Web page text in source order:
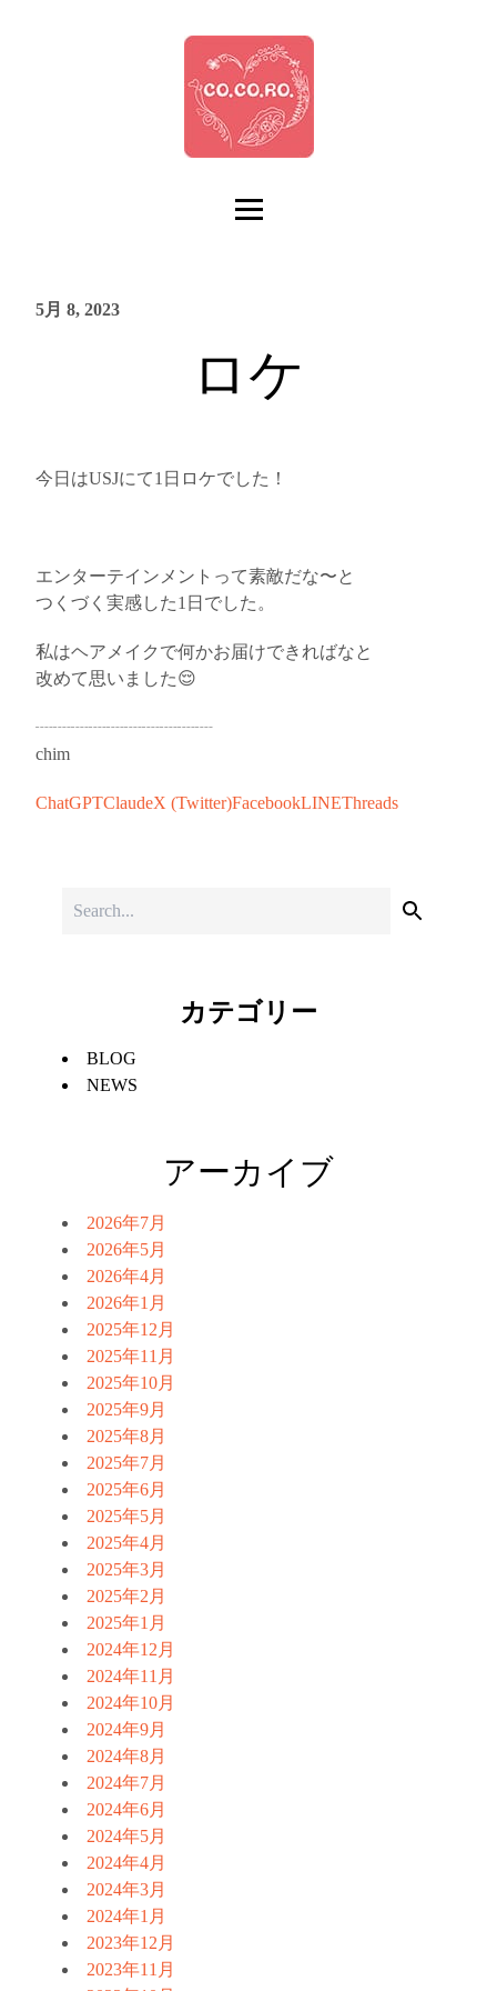
5月 8, 2023
ロケ
今日はUSJにて1日ロケでした！
エンターテインメントって素敵だな〜と
つくづく実感した1日でした。
私はヘアメイクで何かお届けできればなと
改めて思いました😌
┈┈┈┈┈┈┈┈┈┈
chim
ChatGPTClaudeX (Twitter)FacebookLINEThreads
カテゴリー
BLOG
NEWS
アーカイブ
2026年7月
2026年5月
2026年4月
2026年1月
2025年12月
2025年11月
2025年10月
2025年9月
2025年8月
2025年7月
2025年6月
2025年5月
2025年4月
2025年3月
2025年2月
2025年1月
2024年12月
2024年11月
2024年10月
2024年9月
2024年8月
2024年7月
2024年6月
2024年5月
2024年4月
2024年3月
2024年1月
2023年12月
2023年11月